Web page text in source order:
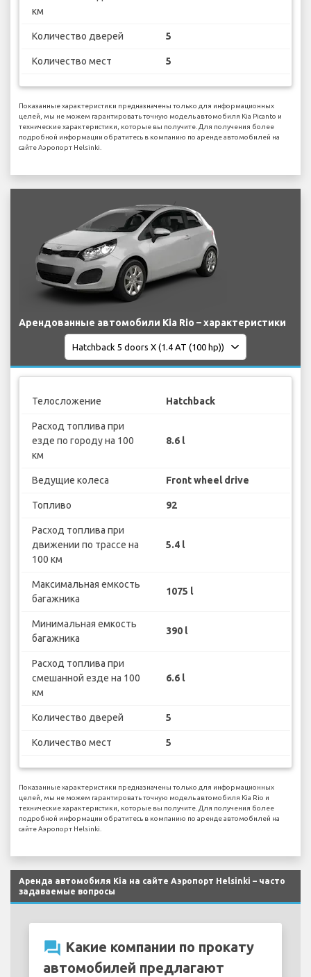
км
Количество дверей 5
Количество мест 5
Показанные характеристики предназначены только для информационных
целей, мы не можем гарантировать точную модель автомобиля Kia Picanto и
технические характеристики, которые вы получите. Для получения более
подробной информации обратитесь в компанию по аренде автомобилей на
сайте Аэропорт Helsinki.
Арендованные автомобили Kia Rio – характеристики
Телосложение Hatchback
Расход топлива при
езде по городу на 100
км
8.6 l
Ведущие колеса Front wheel drive
Топливо 92
Расход топлива при
движении по трассе на
100 км
5.4 l
Максимальная емкость
багажника
1075 l
Минимальная емкость
багажника
390 l
Расход топлива при
смешанной езде на 100
км
6.6 l
Количество дверей 5
Количество мест 5
Показанные характеристики предназначены только для информационных
целей, мы не можем гарантировать точную модель автомобиля Kia Rio и
технические характеристики, которые вы получите. Для получения более
подробной информации обратитесь в компанию по аренде автомобилей на
сайте Аэропорт Helsinki.
Аренда автомобиля Kia на сайте Аэропорт Helsinki – часто
задаваемые вопросы
question_answer Какие компании по прокату
автомобилей предлагают